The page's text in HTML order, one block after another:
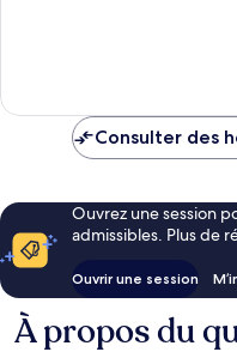
Consulter des
Ouvrez une session
admissibles. Plus de
Ouvrir une session
À propos du